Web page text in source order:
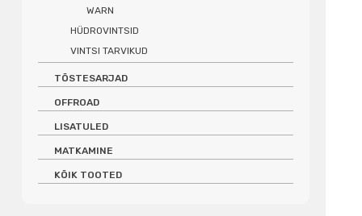
WARN
HÜDROVINTSID
VINTSI TARVIKUD
TÕSTESARJAD
OFFROAD
LISATULED
MATKAMINE
KÕIK TOOTED